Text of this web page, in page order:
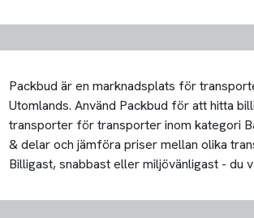
Packbud är en marknadsplats för
Utomlands. Använd Packbud för att hitta
transporter för transporter inom kategori
& delar och jämföra priser mellan olika
Billigast, snabbast eller miljövänligast - du